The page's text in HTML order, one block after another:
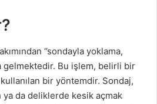
‘’sondayla yoklama,
gelmektedir. Bu işlem, belirli bir
bir yöntemdir. Sondaj,
ya da deliklerde kesik açmak